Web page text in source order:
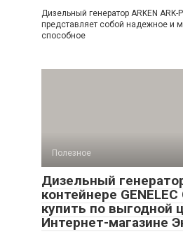
Дизельный генератор ARKEN ARK-
представляет собой надежное и
способное
Полезное
Дизельный
контейнере
купить по выгодной
Интернет-магазине